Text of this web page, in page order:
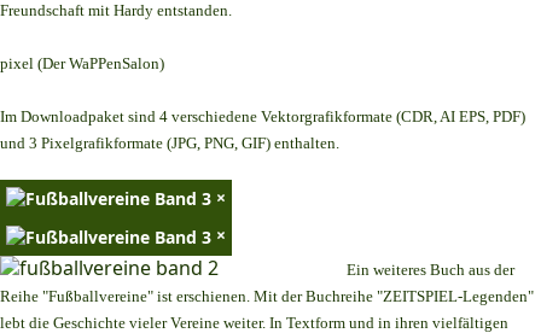
Freundschaft mit Hardy entstanden.
pixel (Der WaPPenSalon)
Im Downloadpaket sind 4 verschiedene Vektorgrafikformate (CDR, AI EPS, PDF)
und 3 Pixelgrafikformate (JPG, PNG, GIF) enthalten.
×
×
Ein weiteres Buch aus der
Reihe "Fußballvereine" ist erschienen. Mit der Buchreihe "ZEITSPIEL-Legenden"
lebt die Geschichte vieler Vereine weiter. In Textform und in ihren vielfältigen